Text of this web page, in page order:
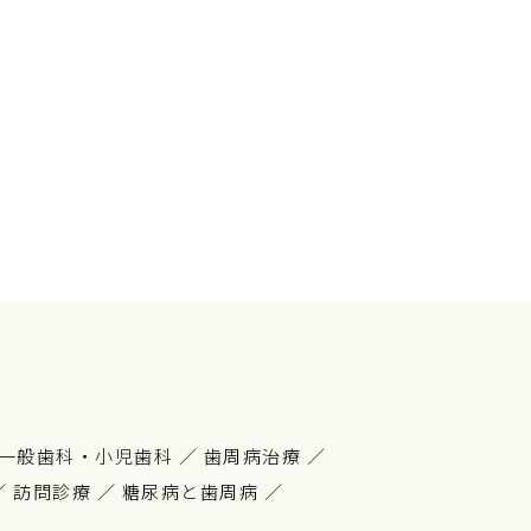
般歯科・小児歯科 ／ 歯周病治療 ／
訪問診療 ／ 糖尿病と歯周病 ／